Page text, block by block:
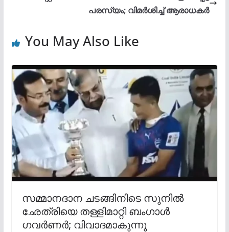
പരസ്യം; വിമർശിച്ച് ആരാധകർ
You May Also Like
സമ്മാനദാന ചടങ്ങിനിടെ സുനില്‍
ഛേത്രിയെ തള്ളിമാറ്റി ബംഗാള്‍
ഗവർണർ; വിവാദമാകുന്നു